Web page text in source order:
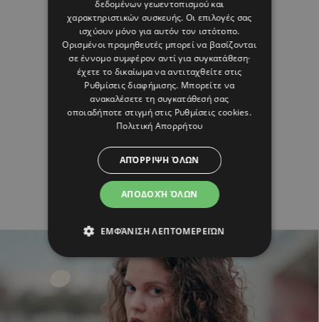
δεδομένων γεωεντοπισμού και
χαρακτηριστικών συσκευής. Οι επιλογές σας
ισχύουν μόνο για αυτόν τον ιστότοπο.
Ορισμένοι προμηθευτές μπορεί να βασίζονται
σε έννομο συμφέρον αντί για συγκατάθεση·
έχετε το δικαίωμα να αντιταχθείτε στις
Ρυθμίσεις διαφήμισης. Μπορείτε να
ανακαλέσετε τη συγκατάθεσή σας
οποιαδήποτε στιγμή στις Ρυθμίσεις cookies.
Πολιτική Απορρήτου
ΑΠΟΔΟΧΉ ΌΛΩΝ
ΑΠΌΡΡΙΨΗ ΌΛΩΝ
ΕΜΦΆΝΙΣΗ ΛΕΠΤΟΜΕΡΕΙΏΝ